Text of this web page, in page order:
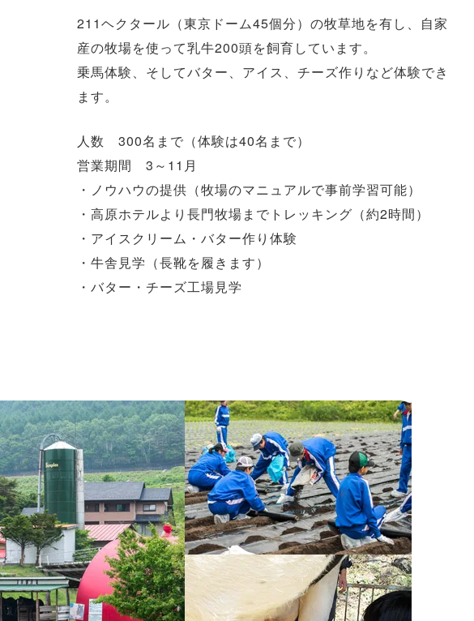
211ヘクタール（東京ドーム45個分）の牧草地を有し、自家
産の牧場を使って乳牛200頭を飼育しています。
乗馬体験、そしてバター、アイス、チーズ作りなど体験でき
ます。
人数 300名まで（体験は40名まで）
営業期間 3～11月
・ノウハウの提供（牧場のマニュアルで事前学習可能）
・高原ホテルより長門牧場までトレッキング（約2時間）
・アイスクリーム・バター作り体験
・牛舎見学（長靴を履きます）
・バター・チーズ工場見学